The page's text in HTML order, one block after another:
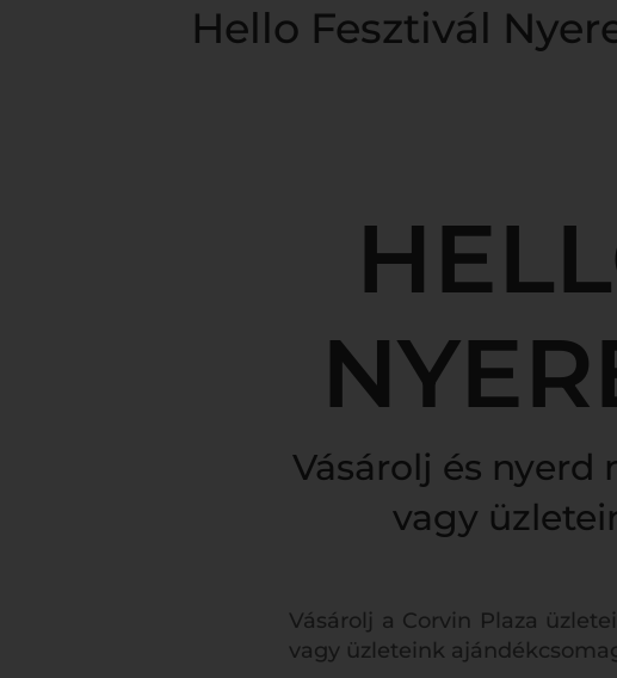
Hello Fesztivál
Vásárolj és nyerd
vagy
Vásárolj a Corvin Plaza
vagy üzleteink